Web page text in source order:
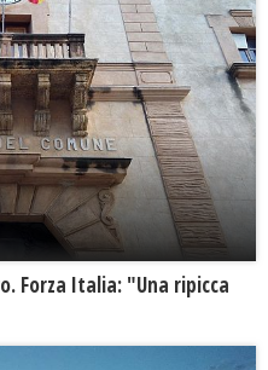
Forza Italia: "Una ripicca